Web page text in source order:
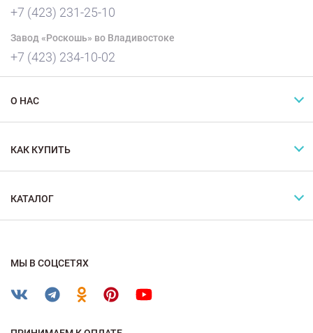
+7 (423) 231-25-10
Завод «Роскошь» во Владивостоке
+7 (423) 234-10-02
О НАС
КАК КУПИТЬ
КАТАЛОГ
МЫ В СОЦСЕТЯХ